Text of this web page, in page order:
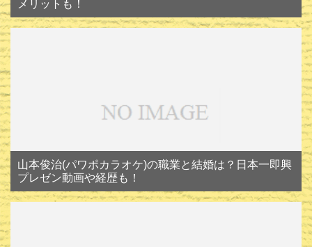
メリットも！
山本俊治(パワポカラオケ)の職業と結婚は？日本一即興
プレゼン動画や経歴も！